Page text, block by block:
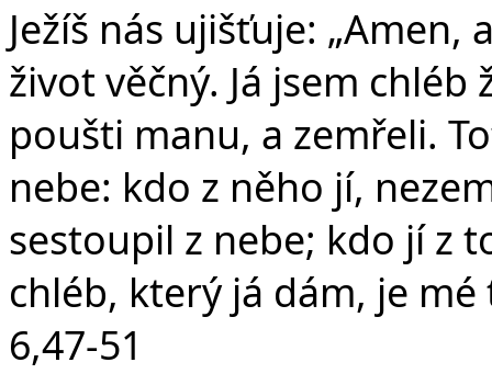
Ježíš nás ujišťuje:
život věčný. Já jsem
poušti manu, a zemřeli.
nebe: kdo z něho jí,
sestoupil z nebe; kdo jí z
chléb, který já dám, je mé
6,47-51